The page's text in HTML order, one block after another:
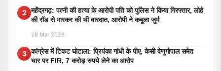
2
महेंद्रगढ़: पत्नी की हत्या के आरोपी पति को पुलिस ने किया गिरफ्तार, लोहे
की रॉड से मारकर की थी वारदात, आरोपी ने कबूला जुर्म
28 Mar 2026
3 कांग्रेस में टिकट घोटाला: प्रियंका गांधी के पीए, केसी वेणुगोपाल समेत
चार पर FIR, 7 करोड़ रुपये लेने का आरोप